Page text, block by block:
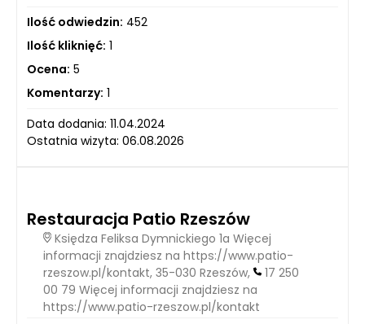
Ilość odwiedzin: 452
Ilość kliknięć: 1
Ocena: 5
Komentarzy: 1
Data dodania: 11.04.2024
Ostatnia wizyta: 06.08.2026
Restauracja Patio Rzeszów
Księdza Feliksa Dymnickiego 1a Więcej
informacji znajdziesz na https://www.patio-
rzeszow.pl/kontakt, 35-030 Rzeszów,
17 250
00 79 Więcej informacji znajdziesz na
https://www.patio-rzeszow.pl/kontakt